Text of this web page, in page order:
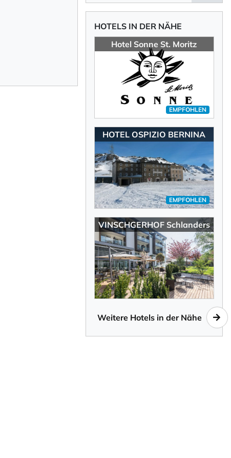
13.2°C
HOTELS IN DER NÄHE
Hotel Sonne St. Moritz
EMPFOHLEN
HOTEL OSPIZIO BERNINA
EMPFOHLEN
VINSCHGERHOF Schlanders
Weitere Hotels in der Nähe